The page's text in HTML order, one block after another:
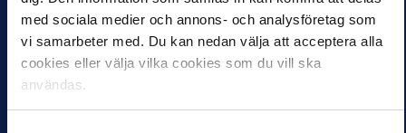
med sociala medier och annons- och analysföretag som
vi samarbeter med. Du kan nedan välja att acceptera alla
cookies eller välja vilka cookies som du vill ska
användas.
krönte en magisk höst
med att spela hem ännu…